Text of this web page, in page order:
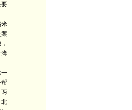
要
来
案
湾
一
帮
两
北